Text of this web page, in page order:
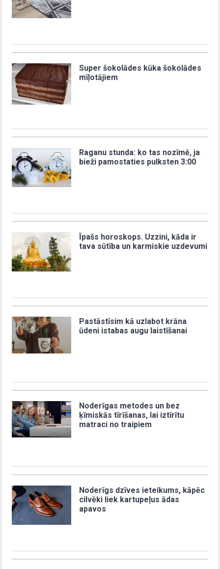
Super šokolādes kūka šokolādes
mīļotājiem
Raganu stunda: ko tas nozīmē, ja
bieži pamostaties pulksten 3:00
Īpašs horoskops. Uzzini, kāda ir
tava sūtība un karmiskie uzdevumi
Pastāstīsim kā uzlabot krāna
ūdeni istabas augu laistīšanai
Noderīgas metodes un bez
ķīmiskās tīrīšanas, lai iztīrītu
matraci no traipiem
Noderīgs dzīves ieteikums, kāpēc
cilvēki liek kartupeļus ādas
apavos